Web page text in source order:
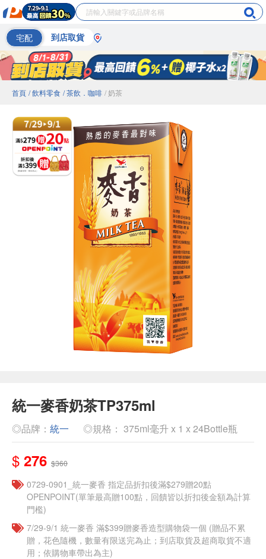
宅配 到店取貨
首頁 / 飲料零食 / 茶飲．咖啡 / 奶茶
統一麥香奶茶TP375ml
◎品牌： 統一 ◎規格： 375ml毫升 x 1 x 24Bottle瓶
$ 276 $360
0729-0901_統一麥香​ 指定品折扣後滿$279贈20點
OPENPOINT(單筆最高贈100點，回饋皆以折扣後金額為計算
門檻)
7/29-9/1 統一麥香​ 滿$399贈麥香造型購物袋一個​ (贈品不累
贈，花色隨機，數量有限送完為止；到店取貨及超商取貨不適
用；依購物車帶出為主)